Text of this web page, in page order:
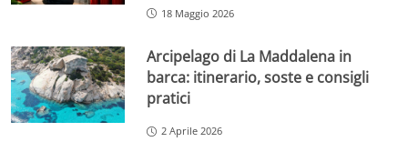
18 Maggio 2026
Arcipelago di La Maddalena in
barca: itinerario, soste e consigli
pratici
2 Aprile 2026